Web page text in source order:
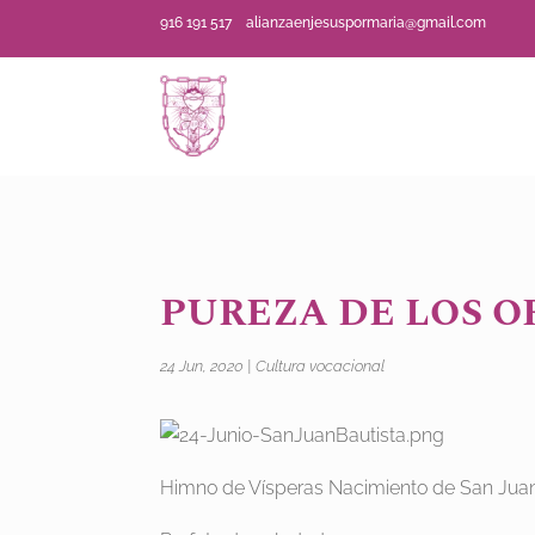
916 191 517alianzaenjesuspormaria@gmail.com
PUREZA DE LOS
24 Jun, 2020 |Cultura vocacional
Himno de Vísperas Nacimiento de San